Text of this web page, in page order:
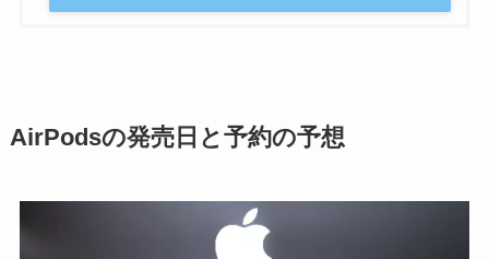
AirPodsの発売日と予約の予想